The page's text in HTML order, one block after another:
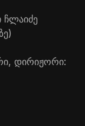
ჩლაიძე
დირიჟორი: